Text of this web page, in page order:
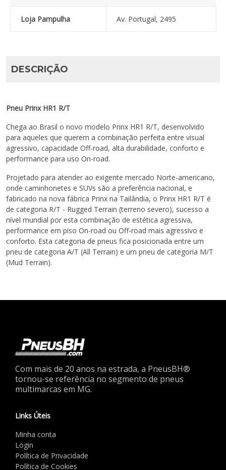
Loja Pampulha Av. Portugal, 2495
DESCRIÇÃO
Pneu Prinx HR1 R/T
Chega ao Brasil o novo modelo Prinx HR1 R/T, desenvolvido
para aqueles que querem a combinação perfeita entre visual
agressivo, capacidade Off-road, alta durabilidade, conforto e
performance para uso On-road.
Projetado para atender ao exigente mercado Norte-americano,
onde caminhonetes e SUVs são a preferência nacional, e
fabricado na nova fábrica Prinx na Tailândia, o Prinx HR1 R/T é
de categoria R/T - Rugged Terrain (terreno severo), sucesso a
nível mundial por esta combinação de estética agressiva,
performance em piso On-road ou Off-road mais agressivo e
conforto. Esta categoria de pneus fica posicionada entre um
pneu de categoria A/T (All Terrain) e um pneu de categoria M/T
(Mud Terrain).
Com mais de 20 anos na estrada, a PneusBH®
tornou-se referência no segmento de pneus
multimarcas em MG.
Links Úteis
Minha conta
Login
Política de Privacidade
Política de Cookies